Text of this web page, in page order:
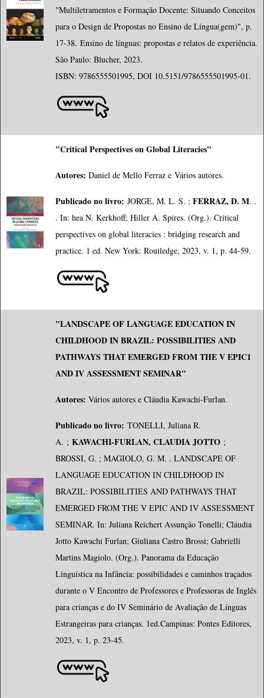
"Multiletramentos e Formação Docente: Situando Conceitos
para o Design de Propostas no Ensino de Língua(gem)", p.
17-38. Ensino de línguas: propostas e relatos de experiência.
São Paulo: Blucher, 2023.
ISBN: 9786555501995, DOI 10.5151/9786555501995-01.
"Critical Perspectives on Global Literacies"
Autores: Daniel de Mello Ferraz e Vários autores.
Publicado no livro: JORGE, M. L. S. ; FERRAZ, D. M. .
. In: hea N. Kerkhoff; Hiller A. Spires. (Org.). Critical
perspectives on global literacies : bridging research and
practice. 1 ed. New York: Routledge, 2023, v. 1, p. 44-59.
"LANDSCAPE OF LANGUAGE EDUCATION IN
CHILDHOOD IN BRAZIL: POSSIBILITIES AND
PATHWAYS THAT EMERGED FROM THE V EPIC1
AND IV ASSESSMENT SEMINAR"
Autores: Vários autores e Cláudia Kawachi-Furlan.
Publicado no livro: TONELLI, Juliana R.
A. ; KAWACHI-FURLAN, CLAUDIA JOTTO ;
BROSSI, G. ; MAGIOLO, G. M. . LANDSCAPE OF
LANGUAGE EDUCATION IN CHILDHOOD IN
BRAZIL: POSSIBILITIES AND PATHWAYS THAT
EMERGED FROM THE V EPIC AND IV ASSESSMENT
SEMINAR. In: Juliana Reichert Assunção Tonelli; Cláudia
Jotto Kawachi Furlan; Giuliana Castro Brossi; Gabrielli
Martins Magiolo. (Org.). Panorama da Educação
Linguística na Infância: possibilidades e caminhos traçados
durante o V Encontro de Professores e Professoras de Inglês
para crianças e do IV Seminário de Avaliação de Línguas
Estrangeiras para crianças. 1ed.Campinas: Pontes Editores,
2023, v. 1, p. 23-45.